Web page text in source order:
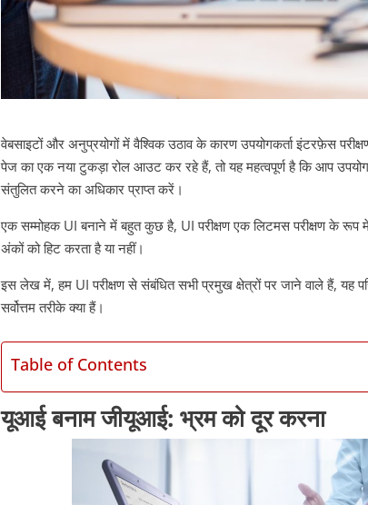
वेबसाइटों और अनुप्रयोगों में वैश्विक उठाव के कारण उपयोगकर्ता इंटरफ़ेस
पेज का एक नया टुकड़ा रोल आउट कर रहे हैं, तो यह महत्वपूर्ण है कि आप
संतुलित करने का अधिकार प्राप्त करें।
एक सम्मोहक UI बनाने में बहुत कुछ है, UI परीक्षण एक लिटमस परीक्षण के रूप
अंकों को हिट करता है या नहीं।
इस लेख में, हम UI परीक्षण से संबंधित सभी प्रमुख क्षेत्रों पर जाने वाले हैं,
सर्वोत्तम तरीके क्या हैं।
Table of Contents
यूआई बनाम जीयूआई: भ्रम को दूर करना